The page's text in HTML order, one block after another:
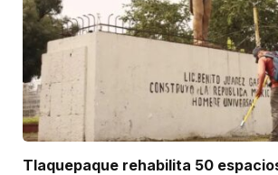
Tlaquepaque rehabilita 50